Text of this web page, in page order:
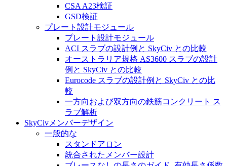
CSA A23検証
GSD検証
プレート設計モジュール
プレート設計モジュール
ACI スラブの設計例と SkyCiv との比較
オーストラリア規格 AS3600 スラブの設計
例と SkyCiv との比較
Eurocode スラブの設計例と SkyCiv との比
較
一方向および双方向の鉄筋コンクリート ス
ラブ解析
SkyCivメンバーデザイン
一般的な
スタンドアロン
統合されたメンバー設計